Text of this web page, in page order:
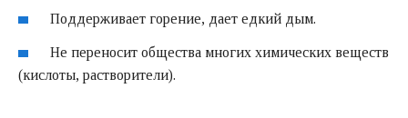
Поддерживает горение, дает едкий дым.
Не переносит общества многих химических веществ
(кислоты, растворители).